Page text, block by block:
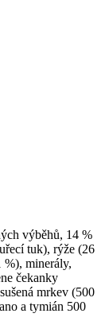
výběhů, 14 %
tuk), rýže (26
%), minerály,
čekanky
mrkev (500
a tymián 500